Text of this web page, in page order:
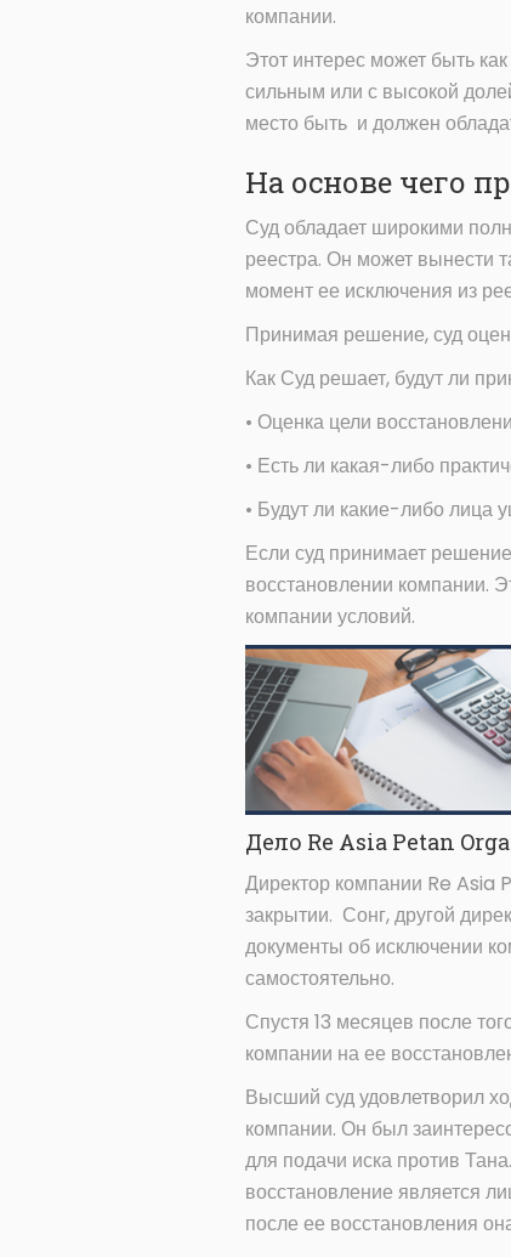
компании.
Этот интерес может быть
сильным или с высокой
место быть и должен
На основе чего
Суд обладает широкими
реестра. Он может вынести
момент ее исключения из
Принимая решение, суд
Как Суд решает, будут ли
• Оценка цели
• Есть ли какая-либо
• Будут ли какие-либо лица
Если суд принимает
восстановлении компании.
компании условий.
Дело Re Asia Petan
Директор компании Re Asia
закрытии. Сонг, другой
документы об исключении
самостоятельно.
Спустя 13 месяцев после
компании на ее
Высший суд удовлетворил
компании. Он был
для подачи иска против
восстановление является
после ее восстановления